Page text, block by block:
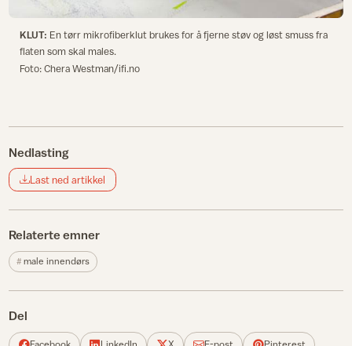
KLUT: En tørr mikrofiberklut brukes for å fjerne støv og løst smuss fra
flaten som skal males.
Foto: Chera Westman/ifi.no
Nedlasting
Last ned artikkel
Relaterte emner
male innendørs
Del